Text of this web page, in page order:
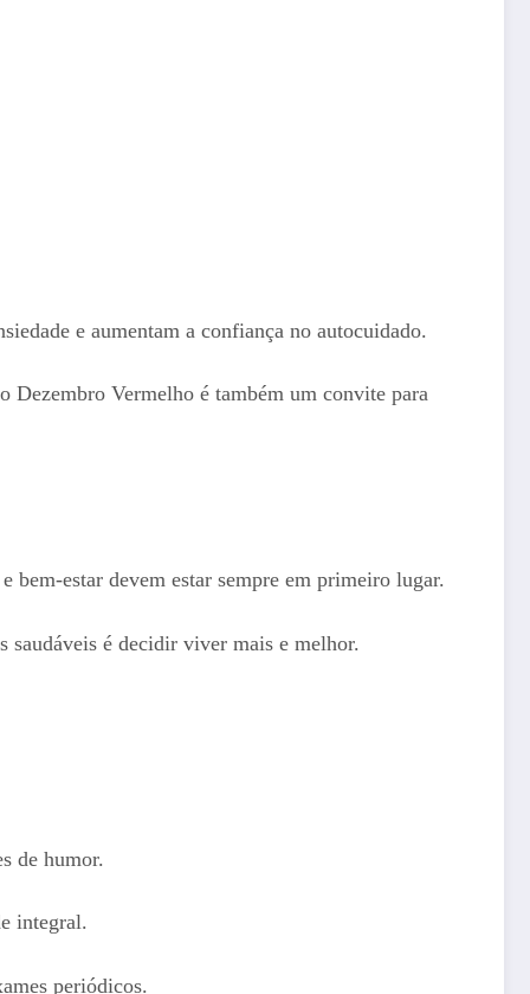
e aumentam a confiança no autocuidado.
Dezembro Vermelho é também um convite para
bem-estar devem estar sempre em primeiro lugar.
saudáveis é decidir viver mais e melhor.
de humor.
integral.
periódicos.